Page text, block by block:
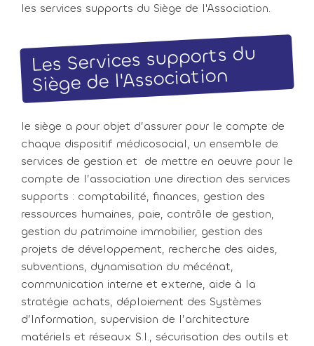
les services supports du Siège de l'Association.
Les Services supports du
Siège de l'Association
le siège a pour objet d’assurer pour le compte de
chaque dispositif médicosocial, un ensemble de
services de gestion et de mettre en oeuvre pour le
compte de l’association une direction des services
supports : comptabilité, finances, gestion des
ressources humaines, paie, contrôle de gestion,
gestion du patrimoine immobilier, gestion des
projets de développement, recherche des aides,
subventions, dynamisation du mécénat,
communication interne et externe, aide à la
stratégie achats, déploiement des Systèmes
d’Information, supervision de l’architecture
matériels et réseaux S.I., sécurisation des outils et